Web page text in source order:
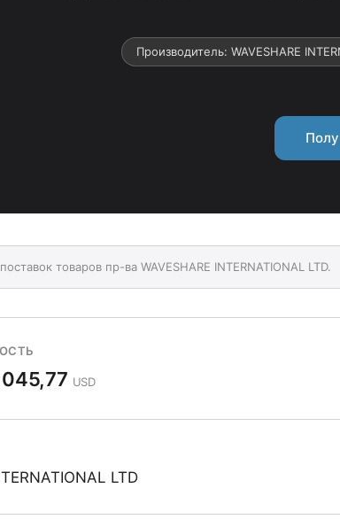
Производитель: WAVESHARE
товаров пр-ва WAVESHARE INTERNATIONAL LTD.
045,77 USD
LTD